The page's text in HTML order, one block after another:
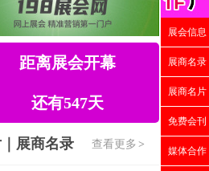
距离展会开幕
还有547天
查看更多 >
展商名录
展会信息
展商名录
展商名片
免费会刊
媒体合作